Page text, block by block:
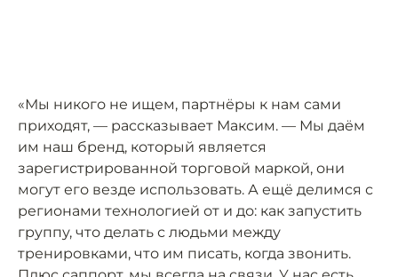
«Мы никого не ищем, партнёры к нам сами
приходят, — рассказывает Максим. — Мы даём
им наш бренд, который является
зарегистрированной торговой маркой, они
могут его везде использовать. А ещё делимся с
регионами технологией от и до: как запустить
группу, что делать с людьми между
тренировками, что им писать, когда звонить.